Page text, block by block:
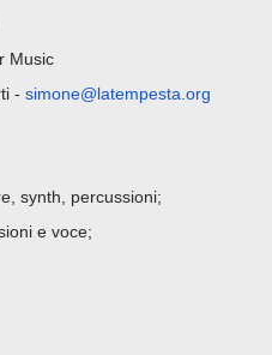
Music
- simone@latempesta.org
synth, percussioni;
e voce;